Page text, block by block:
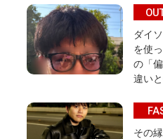
ダイ
を使
の「
違い
その